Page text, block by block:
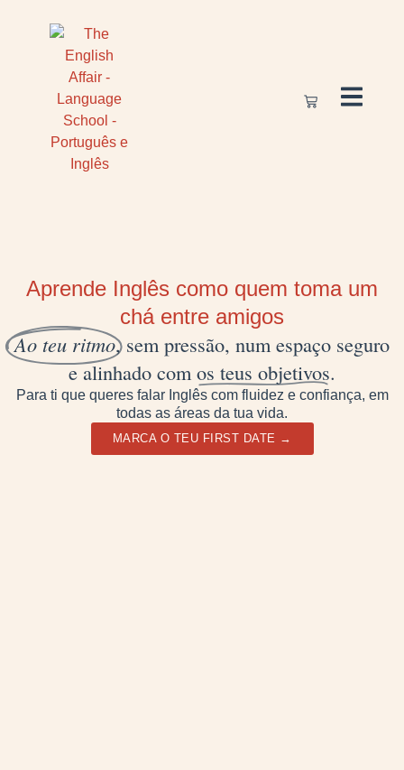
Aprende Inglês como quem toma um
chá entre amigos
Ao teu ritmo, sem pressão, num espaço seguro
e alinhado comos teus objetivos.
Para ti que queres falar Inglês com fluidez e confiança, em
todas as áreas da tua vida.
MARCA O TEU FIRST DATE →